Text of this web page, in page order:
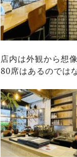
店内は外観から想
80席はあるのでは